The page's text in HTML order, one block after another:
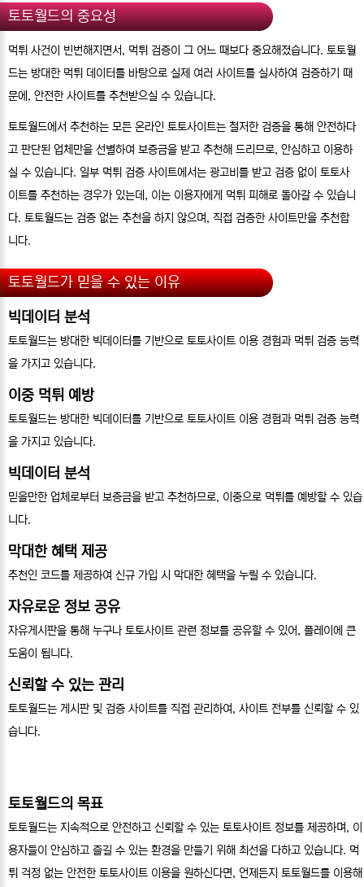
토토월드의 중요성
먹튀 사건이 빈번해지면서, 먹튀 검증이 그 어느 때보다 중요해졌습니다. 토토월
드는 방대한 먹튀 데이터를 바탕으로 실제 여러 사이트를 실사하여 검증하기 때
문에, 안전한 사이트를 추천받으실 수 있습니다.
토토월드에서 추천하는 모든 온라인 토토사이트는 철저한 검증을 통해 안전하다
고 판단된 업체만을 선별하여 보증금을 받고 추천해 드리므로, 안심하고 이용하
실 수 있습니다. 일부 먹튀 검증 사이트에서는 광고비를 받고 검증 없이 토토사
이트를 추천하는 경우가 있는데, 이는 이용자에게 먹튀 피해로 돌아갈 수 있습니
다. 토토월드는 검증 없는 추천을 하지 않으며, 직접 검증한 사이트만을 추천합
니다.
토토월드가 믿을 수 있는 이유
빅데이터 분석
토토월드는 방대한 빅데이터를 기반으로 토토사이트 이용 경험과 먹튀 검증 능력
을 가지고 있습니다.
이중 먹튀 예방
토토월드는 방대한 빅데이터를 기반으로 토토사이트 이용 경험과 먹튀 검증 능력
을 가지고 있습니다.
빅데이터 분석
믿을만한 업체로부터 보증금을 받고 추천하므로, 이중으로 먹튀를 예방할 수 있습
니다.
막대한 혜택 제공
추천인 코드를 제공하여 신규 가입 시 막대한 혜택을 누릴 수 있습니다.
자유로운 정보 공유
자유게시판을 통해 누구나 토토사이트 관련 정보를 공유할 수 있어, 플레이에 큰
도움이 됩니다.
신뢰할 수 있는 관리
토토월드는 게시판 및 검증 사이트를 직접 관리하여, 사이트 전부를 신뢰할 수 있
습니다.
토토월드의 목표
토토월드는 지속적으로 안전하고 신뢰할 수 있는 토토사이트 정보를 제공하며, 이
용자들이 안심하고 즐길 수 있는 환경을 만들기 위해 최선을 다하고 있습니다. 먹
튀 걱정 없는 안전한 토토사이트 이용을 원하신다면, 언제든지 토토월드를 이용해